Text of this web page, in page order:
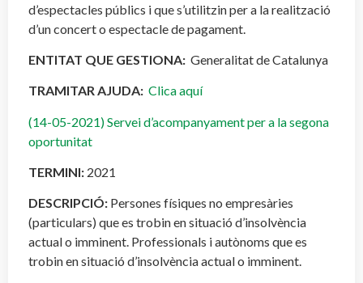
d’espectacles públics i que s’utilitzin per a la realització
d’un concert o espectacle de pagament.
ENTITAT QUE GESTIONA: Generalitat de Catalunya
TRAMITAR AJUDA: Clica aquí
(14-05-2021) Servei d’acompanyament per a la segona
oportunitat
TERMINI: 2021
DESCRIPCIÓ: Persones físiques no empresàries
(particulars) que es trobin en situació d’insolvència
actual o imminent. Professionals i autònoms que es
trobin en situació d’insolvència actual o imminent.